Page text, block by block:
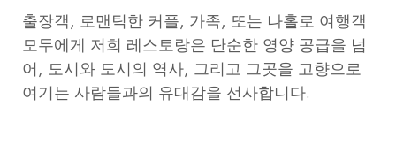
출장객, 로맨틱한 커플, 가족, 또는 나홀로 여행객
모두에게 저희 레스토랑은 단순한 영양 공급을 넘
어, 도시와 도시의 역사, 그리고 그곳을 고향으로
여기는 사람들과의 유대감을 선사합니다.